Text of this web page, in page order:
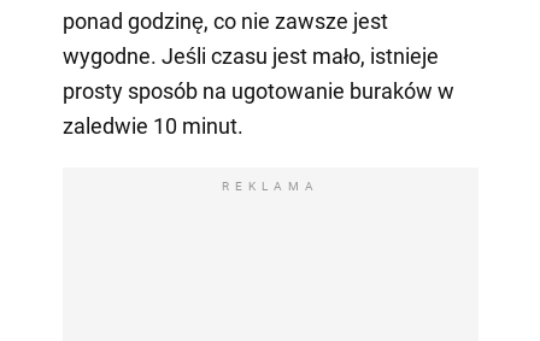
ponad godzinę, co nie zawsze jest
wygodne. Jeśli czasu jest mało, istnieje
prosty sposób na ugotowanie buraków w
zaledwie 10 minut.
REKLAMA